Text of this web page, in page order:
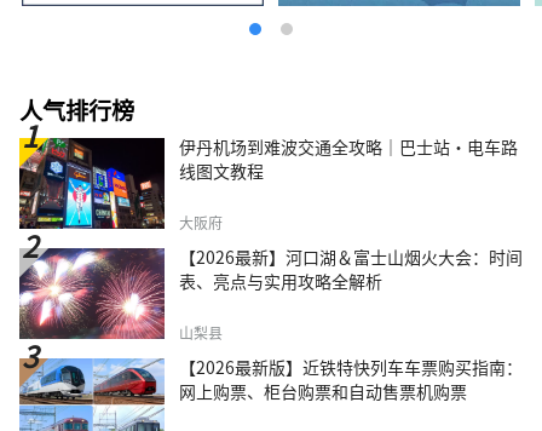
人气排行榜
伊丹机场到难波交通全攻略｜巴士站・电车路
线图文教程
大阪府
【2026最新】河口湖＆富士山烟火大会：时间
表、亮点与实用攻略全解析
山梨县
【2026最新版】近铁特快列车车票购买指南：
网上购票、柜台购票和自动售票机购票